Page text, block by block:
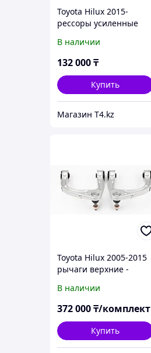
Toyota Hilux 2015-
рессоры усиленные
В наличии
132 000₸
Купить
Магазин T4.kz
Toyota Hilux 2005-2015
рычаги верхние -
В наличии
372 000₸/комплект
Купить